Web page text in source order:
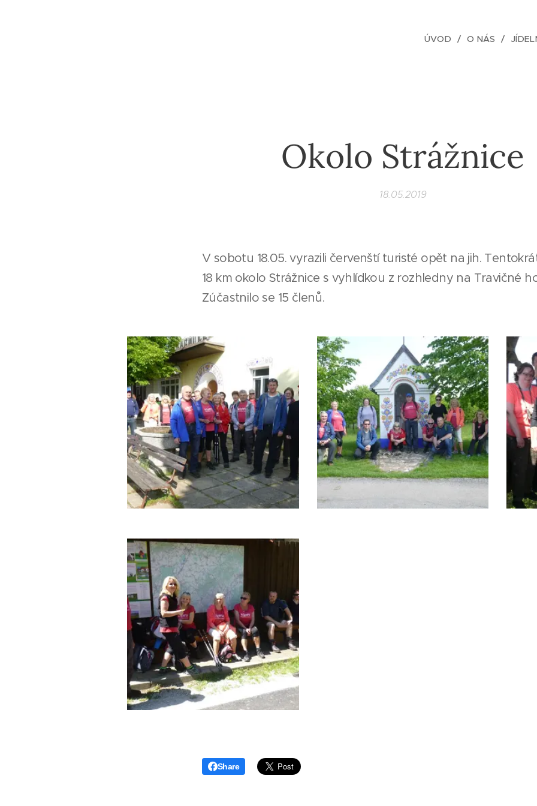
ÚVOD O NÁS
Okolo Strážnice
18.05.2019
V sobotu 18.05. vyrazili červenští turisté opět na jih.
18 km okolo Strážnice s vyhlídkou z rozhledny na Travičné
Zúčastnilo se 15 členů.
Share